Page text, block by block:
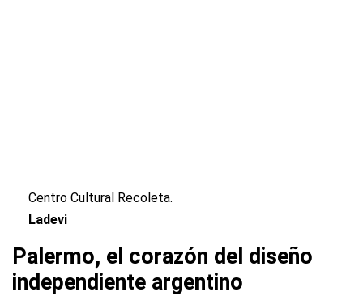
Centro Cultural Recoleta.
Ladevi
Palermo, el corazón del diseño
independiente argentino